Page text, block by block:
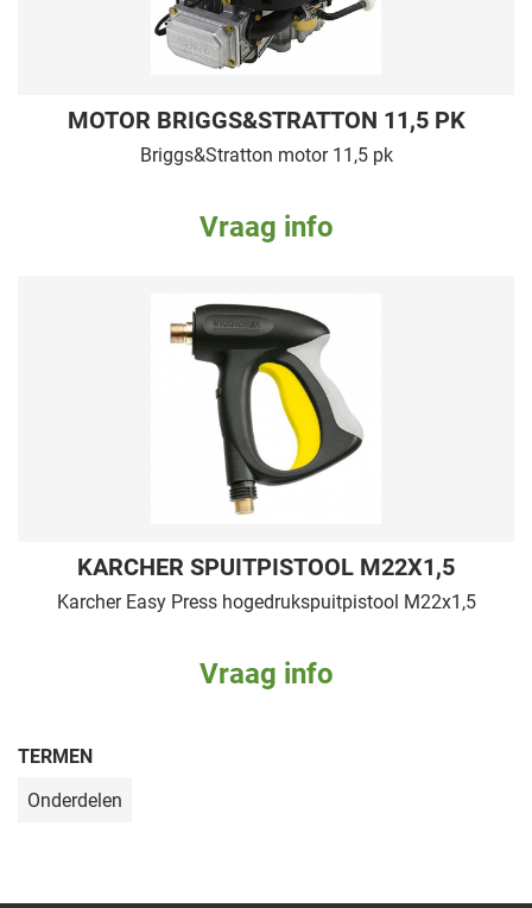
MOTOR BRIGGS&STRATTON 11,5 PK
Briggs&Stratton motor 11,5 pk
Vraag info
KARCHER SPUITPISTOOL M22X1,5
Karcher Easy Press hogedrukspuitpistool M22x1,5
Vraag info
TERMEN
Onderdelen